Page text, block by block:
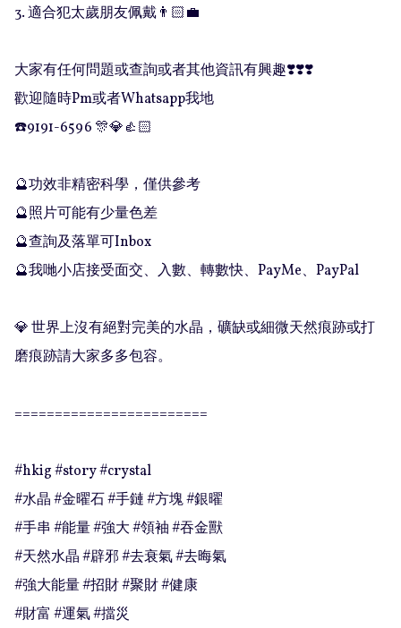
3. 適合犯太歲朋友佩戴👨🏻‍💼
大家有任何問題或查詢或者其他資訊有興趣❣️❣️❣️
歡迎隨時Pm或者Whatsapp我地
☎️9191-6596 🎊💎👍🏻
🔮功效非精密科學，僅供參考
🔮照片可能有少量色差
🔮查詢及落單可Inbox
🔮我哋小店接受面交、入數、轉數快、PayMe、PayPal
💎 世界上沒有絕對完美的水晶，礦缺或細微天然痕跡或打
磨痕跡請大家多多包容。
========================
#hkig #story #crystal
#水晶 #金曜石 #手鏈 #方塊 #銀曜
#手串 #能量 #強大 #領袖 #吞金獸
#天然水晶 #辟邪 #去衰氣 #去晦氣
#強大能量 #招財 #聚財 #健康
#財富 #運氣 #擋災